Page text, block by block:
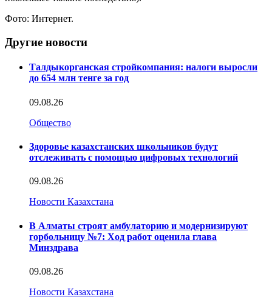
Фото: Интернет.
Другие новости
Талдыкорганская стройкомпания: налоги выросли
до 654 млн тенге за год
09.08.26
Общество
Здоровье казахстанских школьников будут
отслеживать с помощью цифровых технологий
09.08.26
Новости Казахстана
В Алматы строят амбулаторию и модернизируют
горбольницу №7: Ход работ оценила глава
Минздрава
09.08.26
Новости Казахстана